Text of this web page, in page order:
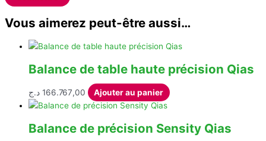
Vous aimerez peut-être aussi…
Balance de table haute précision Qias
166.767,00 د.ج Ajouter au panier
Balance de précision Sensity Qias